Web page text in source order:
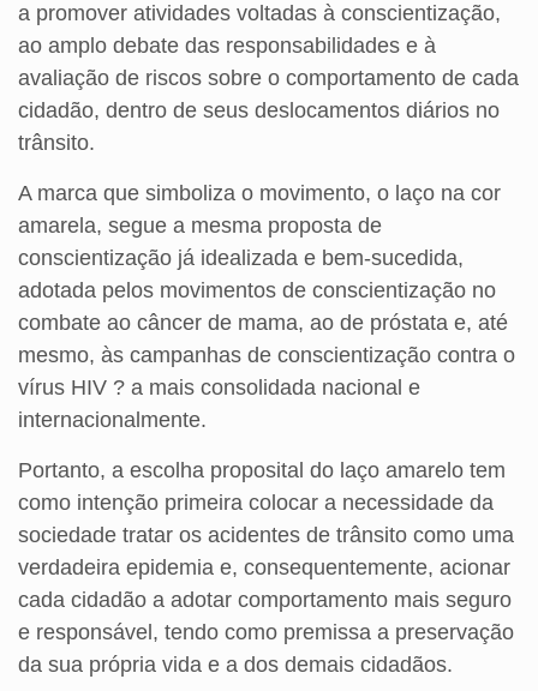
a promover atividades voltadas à conscientização,
ao amplo debate das responsabilidades e à
avaliação de riscos sobre o comportamento de cada
cidadão, dentro de seus deslocamentos diários no
trânsito.
A marca que simboliza o movimento, o laço na cor
amarela, segue a mesma proposta de
conscientização já idealizada e bem-sucedida,
adotada pelos movimentos de conscientização no
combate ao câncer de mama, ao de próstata e, até
mesmo, às campanhas de conscientização contra o
vírus HIV ? a mais consolidada nacional e
internacionalmente.
Portanto, a escolha proposital do laço amarelo tem
como intenção primeira colocar a necessidade da
sociedade tratar os acidentes de trânsito como uma
verdadeira epidemia e, consequentemente, acionar
cada cidadão a adotar comportamento mais seguro
e responsável, tendo como premissa a preservação
da sua própria vida e a dos demais cidadãos.